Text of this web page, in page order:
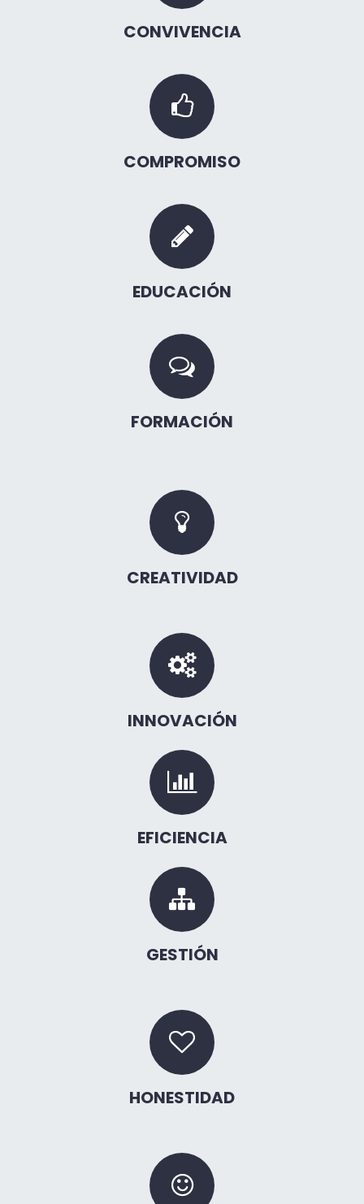
CONVIVENCIA
COMPROMISO
EDUCACIÓN
FORMACIÓN
CREATIVIDAD
INNOVACIÓN
EFICIENCIA
GESTIÓN
HONESTIDAD